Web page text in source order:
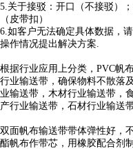
5.关于接驳：开口（不接驳）
（皮带扣）
6.如客户无法确定具体数据，
操作情况提出解决方案.
根据行业应用上分类，PVC帆
行业输送带，确保物料不散落
业输送带，木材行业输送带，
产行业输送带，石材行业输送带
双面帆布输送带带体弹性好，
酯帆布作带芯，用橡胶配合剂